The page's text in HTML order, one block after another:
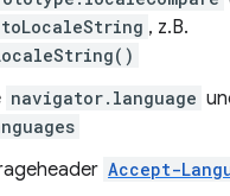
, z.B.
navigator.language
Accept-